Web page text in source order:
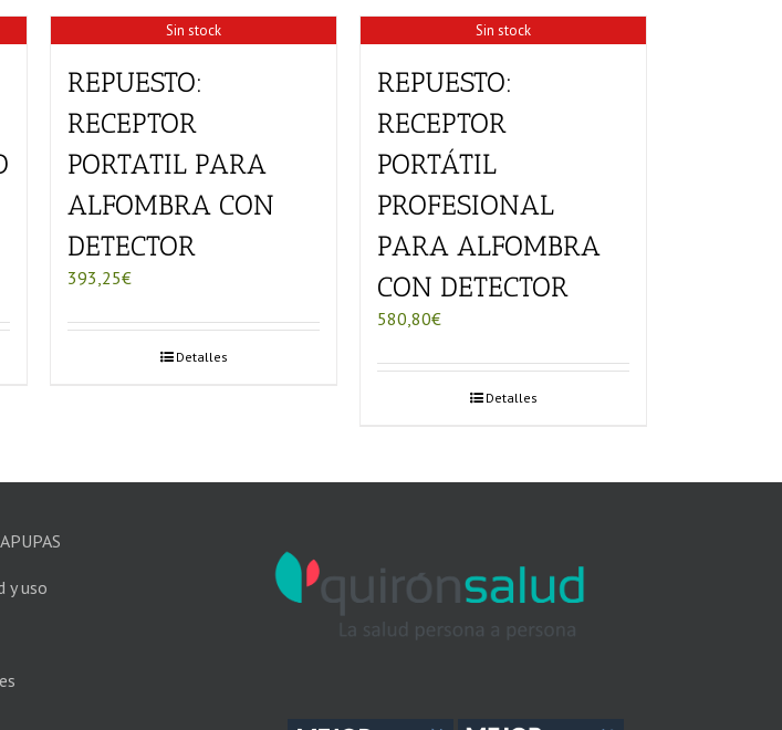
Sin stock
REPUESTO:
RECEPTOR
PORTATIL PARA
ALFOMBRA CON
DETECTOR
393,25€
Detalles
Sin stock
REPUESTO:
RECEPTOR
PORTÁTIL
PROFESIONAL
PARA ALFOMBRA
CON DETECTOR
580,80€
Detalles
y uso